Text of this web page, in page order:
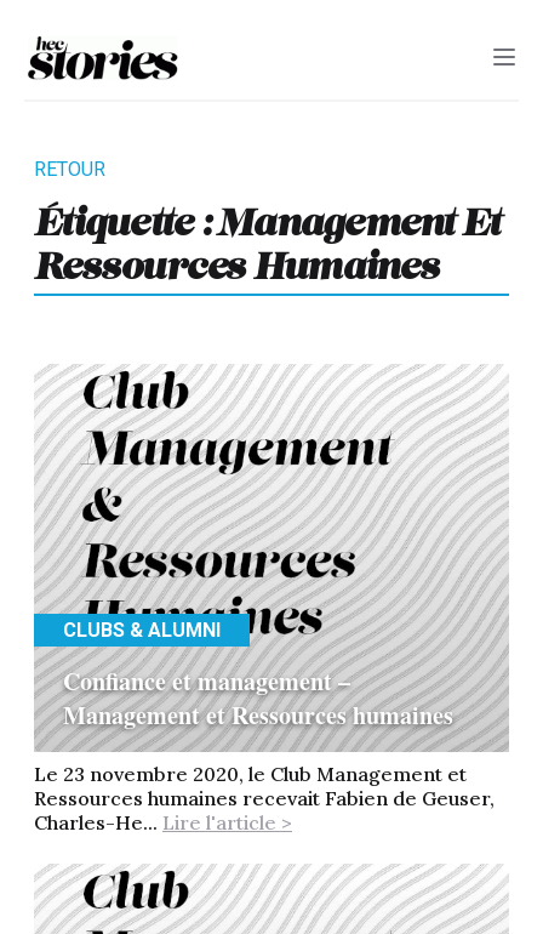
Étiquette : Management Et
Ressources Humaines
CLUBS & ALUMNI
Confiance et management –
Management et Ressources humaines
Le 23 novembre 2020, le Club Management et
Ressources humaines recevait Fabien de Geuser,
Charles-He... Lire l'article >